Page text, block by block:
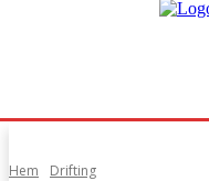
Hem Drifting